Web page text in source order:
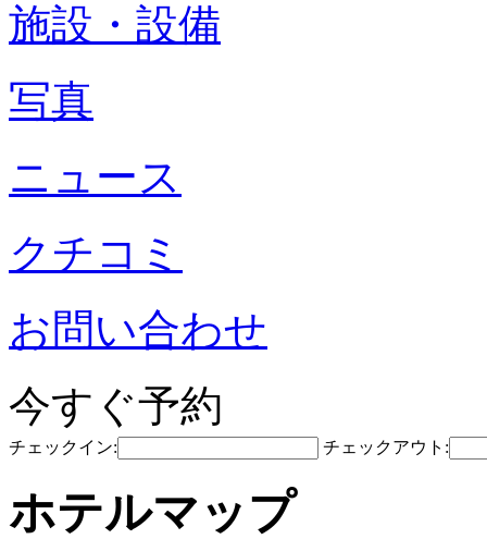
施設・設備
写真
ニュース
クチコミ
お問い合わせ
今すぐ予約
チェックイン: チェックアウト:
ホテルマップ